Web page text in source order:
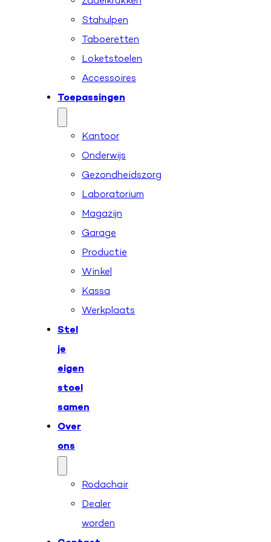
Stahulpen
Taboeretten
Loketstoelen
Accessoires
Toepassingen
Kantoor
Onderwijs
Gezondheidszorg
Laboratorium
Magazijn
Garage
Productie
Winkel
Kassa
Werkplaats
Stel
je
eigen
stoel
samen
Over
ons
Rodachair
Dealer
worden